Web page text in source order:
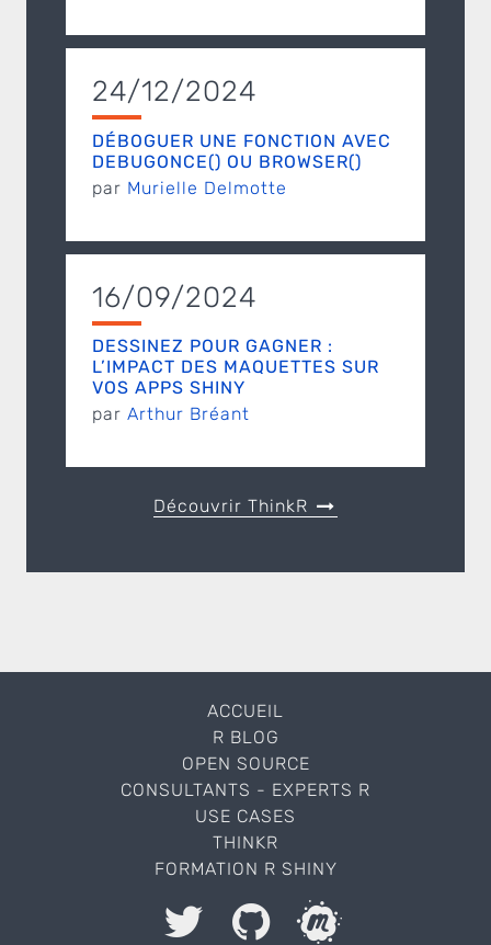
24/12/2024
DÉBOGUER UNE FONCTION AVEC
DEBUGONCE() OU BROWSER()
par Murielle Delmotte
16/09/2024
DESSINEZ POUR GAGNER :
L’IMPACT DES MAQUETTES SUR
VOS APPS SHINY
par Arthur Bréant
Découvrir ThinkR
ACCUEIL
R BLOG
OPEN SOURCE
CONSULTANTS - EXPERTS R
USE CASES
THINKR
FORMATION R SHINY